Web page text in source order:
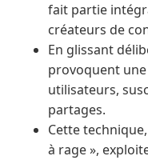
fait partie
créateurs de
En glissant
provoquent
utilisateurs,
partages.
Cette
à rage »,